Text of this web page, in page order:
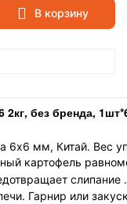
В корзину
без бренда,
мм, Китай. Вес
картофель
слипание
Гарнир или